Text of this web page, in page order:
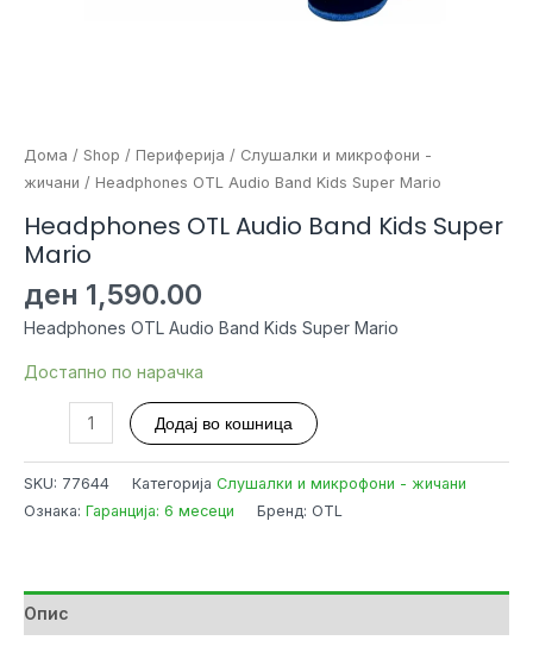
Дома / Shop / Периферија / Слушалки и микрофони -
жичани / Headphones OTL Audio Band Kids Super Mario
Headphones OTL Audio Band Kids Super
Mario
ден 1,590.00
Headphones OTL Audio Band Kids Super Mario
Достапно по нарачка
Headphones
Audio
количина
Додај во кошница
SKU: 77644 Категорија Слушалки и микрофони - жичани
Ознака: Гаранција: 6 месеци Бренд: OTL
Опис